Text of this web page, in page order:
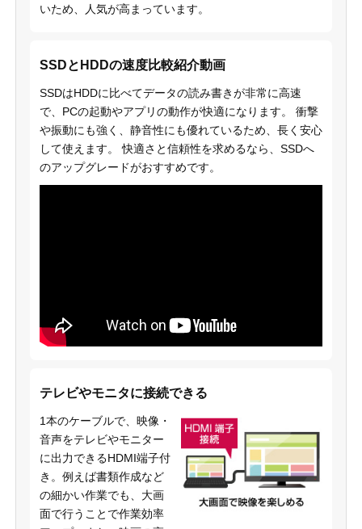
いため、人気が高まっています。
SSDとHDDの速度比較紹介動画
SSDはHDDに比べてデータの読み書きが非常に高速
で、PCの起動やアプリの動作が快適になります。 衝撃
や振動にも強く、静音性にも優れているため、長く安心
して使えます。 快適さと信頼性を求めるなら、SSDへ
のアップグレードがおすすめです。
テレビやモニタに接続できる
1本のケーブルで、映像・
音声をテレビやモニター
に出力できるHDMI端子付
き。例えば書類作成など
の細かい作業でも、大画
面で行うことで作業効率